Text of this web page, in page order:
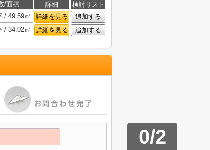
/面積 詳細
検討リスト
/ 49.59㎡ 詳細を見る
追加する
/ 34.02㎡ 詳細を見る 追加する
0/2